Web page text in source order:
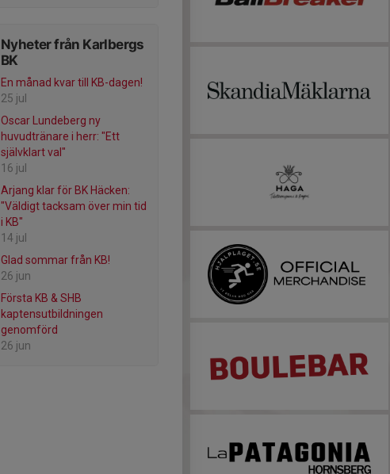
Nyheter från Karlbergs
BK
En månad kvar till KB-dagen!
25 jul
Oscar Lundeberg ny
huvudtränare i herr: "Ett
självklart val"
16 jul
Arjang klar för BK Häcken:
"Väldigt tacksam över min tid
i KB"
14 jul
Glad sommar från KB!
26 jun
Första KB & SHB
kaptensutbildningen
genomförd
26 jun